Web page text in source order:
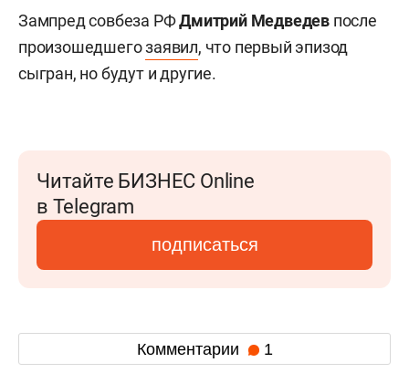
Зампред совбеза РФДмитрий Медведев после
произошедшегозаявил, что первый эпизод
сыгран, но будут и другие.
Читайте БИЗНЕС Online
в Telegram
подписаться
Комментарии 1